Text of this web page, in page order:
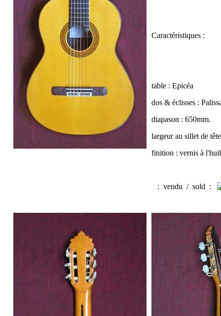
Caractéristiques :
table : Epicéa
dos & éclisses :
diapason : 650mm.
largeur au sillet de
finition : vernis à
: vendu / sold :